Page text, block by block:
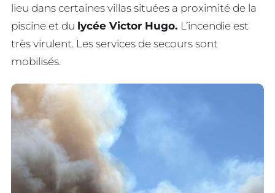
lieu dans certaines villas situées a proximité de la
piscine et du lycée Victor Hugo. L’incendie est
très virulent. Les services de secours sont
mobilisés.